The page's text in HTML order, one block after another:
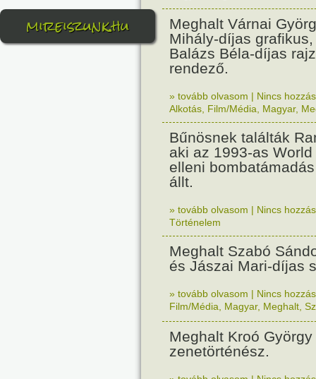
mireiszunk.hu
Meghalt Várnai
Mihály-díjas
Balázs Béla-díjas
rendező.
» tovább olvasom | Nincs
Alkotás Film/Média Magyar,
Bűnösnek találták
aki az 1993-as
elleni
állt.
» tovább olvasom | Nincs
Történelem
Meghalt Szabó
és Jászai Mari-díjas
» tovább olvasom | Nincs
Film/Média
Magyar, Meghalt
Meghalt Kroó
zenetörténész.